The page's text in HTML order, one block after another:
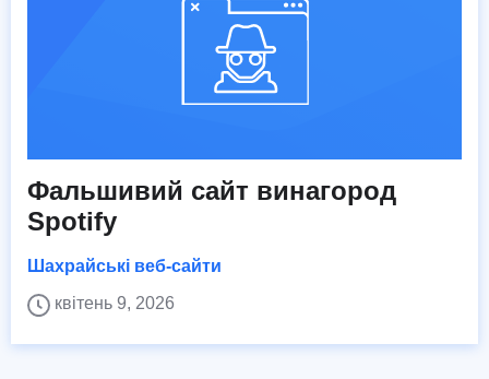
Фальшивий сайт винагород
Spotify
Шахрайські веб-сайти
квітень 9, 2026